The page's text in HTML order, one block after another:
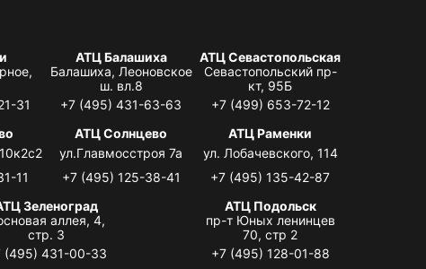
31
АТЦ Балашиха
Балашиха, Леоновское
ш. вл.8
+7 (495) 431-63-63
АТЦ Севастопольская
Севастопольский пр-
кт, 95Б
+7 (499) 653-72-12
11
АТЦ Солнцево
ул.Главмосстроя 7а
+7 (495) 125-38-41
АТЦ Раменки
ул. Лобачевского, 114
+7 (495) 135-42-87
Зеленоград
аллея, 4,
стр. 3
(495) 431-00-33
АТЦ Подольск
пр-т Юных ленинцев
70, стр 2
+7 (495) 128-01-88